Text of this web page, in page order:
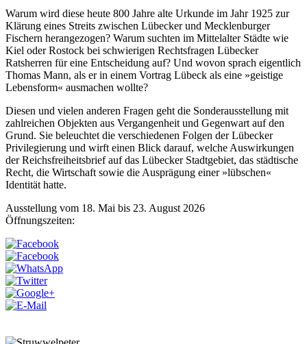
Warum wird diese heute 800 Jahre alte Urkunde im Jahr 1925 zur
Klärung eines Streits zwischen Lübecker und Mecklenburger
Fischern herangezogen? Warum suchten im Mittelalter Städte wie
Kiel oder Rostock bei schwierigen Rechtsfragen Lübecker
Ratsherren für eine Entscheidung auf? Und wovon sprach eigentlich
Thomas Mann, als er in einem Vortrag Lübeck als eine »geistige
Lebensform« ausmachen wollte?
Diesen und vielen anderen Fragen geht die Sonderausstellung mit
zahlreichen Objekten aus Vergangenheit und Gegenwart auf den
Grund. Sie beleuchtet die verschiedenen Folgen der Lübecker
Privilegierung und wirft einen Blick darauf, welche Auswirkungen
der Reichsfreiheitsbrief auf das Lübecker Stadtgebiet, das städtische
Recht, die Wirtschaft sowie die Ausprägung einer »lübschen«
Identität hatte.
Ausstellung vom 18. Mai bis 23. August 2026
Öffnungszeiten: